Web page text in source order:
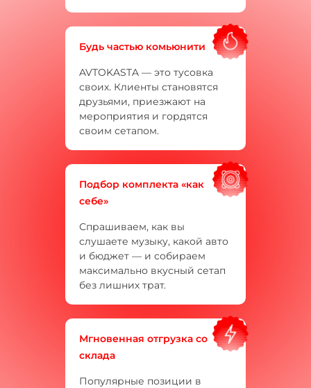
Будь частью комьюнити
AVTOKASTA — это тусовка
своих. Клиенты становятся
друзьями, приезжают на
мероприятия и гордятся
своим сетапом.
Подбор комплекта «как
себе»
Спрашиваем, как вы
слушаете музыку, какой авто
и бюджет — и собираем
максимально вкусный сетап
без лишних трат.
Мгновенная отгрузка со
склада
Популярные позиции в